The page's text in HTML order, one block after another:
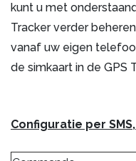
kunt u met
Tracker verder
vanaf uw eigen
de simkaart in de GPS
Configuratie per